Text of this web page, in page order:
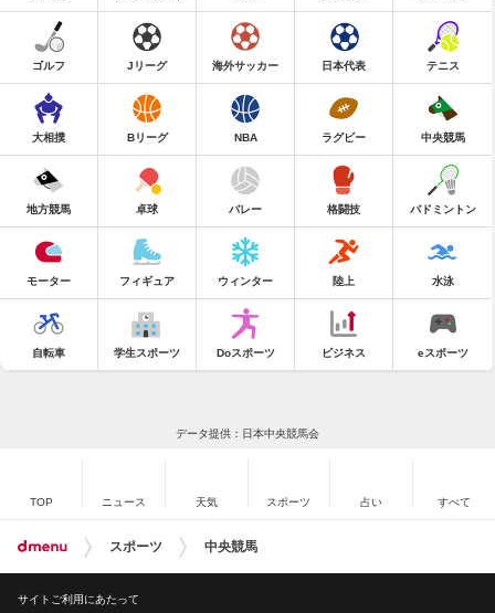
ゴルフ Jリーグ 海外サッカー 日本代表 テニス
大相撲 Bリーグ NBA ラグビー 中央競馬
地方競馬 卓球 バレー 格闘技 バドミントン
モーター フィギュア ウィンター 陸上 水泳
自転車 学生スポーツ Doスポーツ ビジネス eスポーツ
データ提供：日本中央競馬会
TOP ニュース 天気 スポーツ 占い すべて
スポーツ 中央競馬
サイトご利用にあたって